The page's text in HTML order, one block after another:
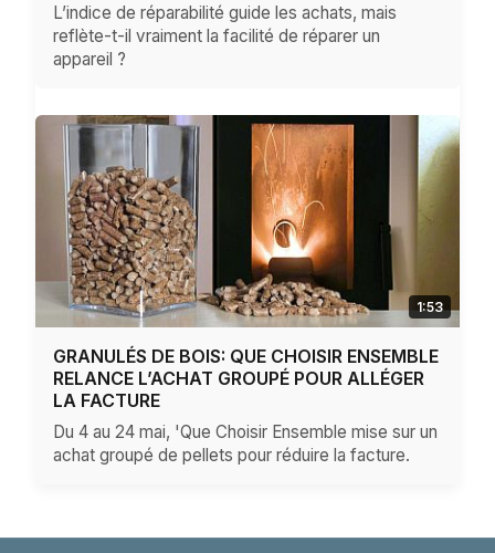
L’indice de réparabilité guide les achats, mais
reflète-t-il vraiment la facilité de réparer un
appareil ?
1:53
GRANULÉS DE BOIS: QUE CHOISIR ENSEMBLE
RELANCE L’ACHAT GROUPÉ POUR ALLÉGER
LA FACTURE
Du 4 au 24 mai, 'Que Choisir Ensemble mise sur un
achat groupé de pellets pour réduire la facture.